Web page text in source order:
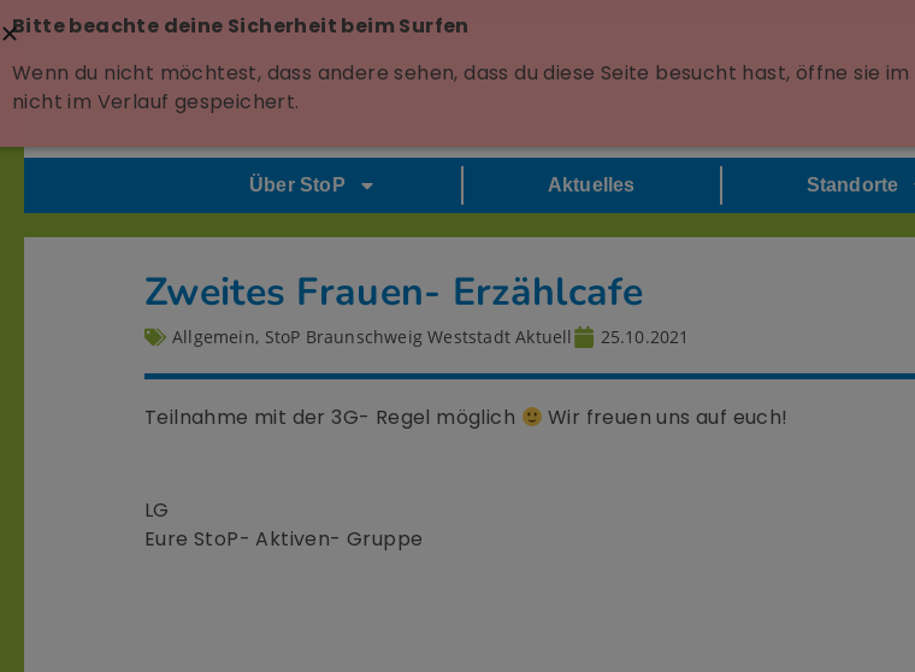
Über StoP Aktuelles Standorte
Zweites Frauen- Erzählcafe
Allgemein, StoP Braunschweig Weststadt Aktuell 25.10.2021
Teilnahme mit der 3G- Regel möglich Wir freuen uns auf euch!
LG
Eure StoP- Aktiven- Gruppe
Bitte beachte deine Sicherheit beim Surfen
Wenn du nicht möchtest, dass andere sehen, dass du diese Seite besucht hast, öffne sie im
nicht im Verlauf gespeichert.